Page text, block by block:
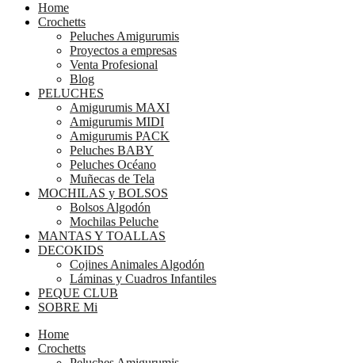
Home
Crochetts
Peluches Amigurumis
Proyectos a empresas
Venta Profesional
Blog
PELUCHES
Amigurumis MAXI
Amigurumis MIDI
Amigurumis PACK
Peluches BABY
Peluches Océano
Muñecas de Tela
MOCHILAS y BOLSOS
Bolsos Algodón
Mochilas Peluche
MANTAS Y TOALLAS
DECOKIDS
Cojines Animales Algodón
Láminas y Cuadros Infantiles
PEQUE CLUB
SOBRE Mi
Home
Crochetts